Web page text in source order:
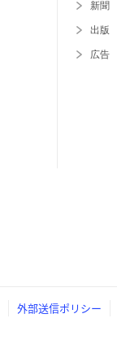
新聞
出版
広告
外部送信ポリシー